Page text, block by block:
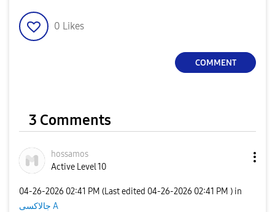
0 Likes
COMMENT
3 Comments
hossamos
Active Level 10
‎04-26-2026 02:41 PM (Last edited ‎04-26-2026 02:41 PM ) in
جالاكسى A